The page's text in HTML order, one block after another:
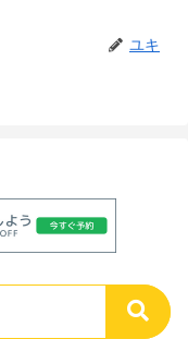
ユキ